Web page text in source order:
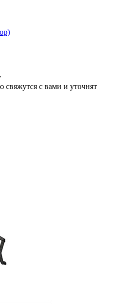
свяжутся с вами и уточнят